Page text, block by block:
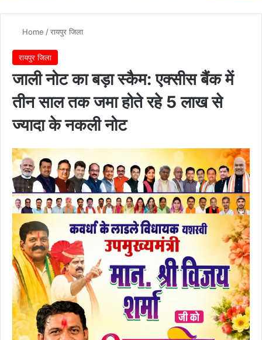
Home /रायपुर जिला
रायपुर जिला
जाली नोट का बड़ा स्कैम: एक्सीस बैंक में
तीन साल तक जमा होते रहे 5 लाख से
ज्यादा के नकली नोट